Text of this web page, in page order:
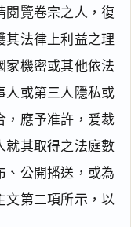
閱覽卷宗之人，復
其法律上利益之理
家機密或其他依法
人或第三人隱私或
，應予准許，爰裁
就其取得之法庭數
、公開播送，或為
文第二項所示，以
閱讀 研究